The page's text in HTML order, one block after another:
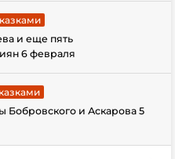
и еще пять
6 февраля
и Аскарова 5